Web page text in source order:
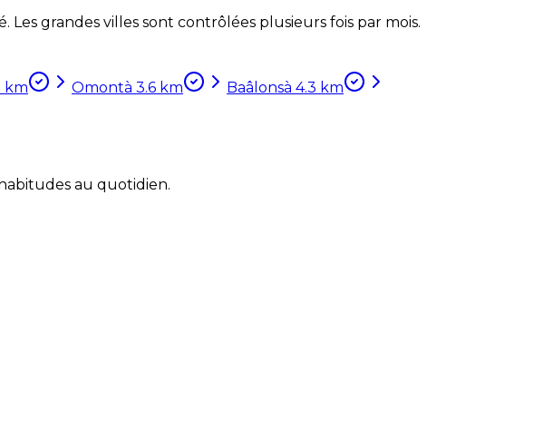
grandes villes sont contrôlées plusieurs fois par mois.
km Omontà 3.6 km Baâlonsà 4.3 km
au quotidien.